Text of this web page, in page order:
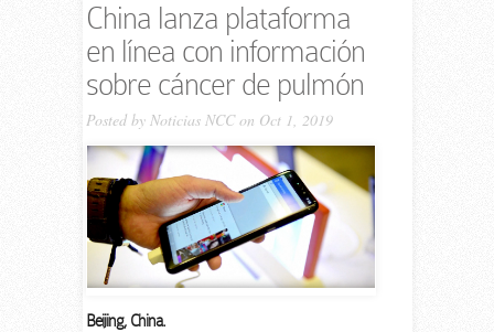
China lanza plataforma
en línea con información
sobre cáncer de pulmón
Posted by Noticias NCCon Oct 1, 2019
Beijing, China.